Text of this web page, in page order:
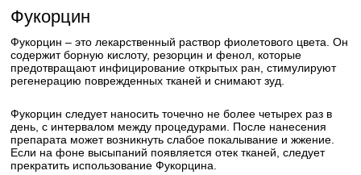
Фукорцин
Фукорцин – это лекарственный раствор фиолетового цвета. Он
содержит борную кислоту, резорцин и фенол, которые
предотвращают инфицирование открытых ран, стимулируют
регенерацию поврежденных тканей и снимают зуд.
Фукорцин следует наносить точечно не более четырех раз в
день, с интервалом между процедурами. После нанесения
препарата может возникнуть слабое покалывание и жжение.
Если на фоне высыпаний появляется отек тканей, следует
прекратить использование Фукорцина.